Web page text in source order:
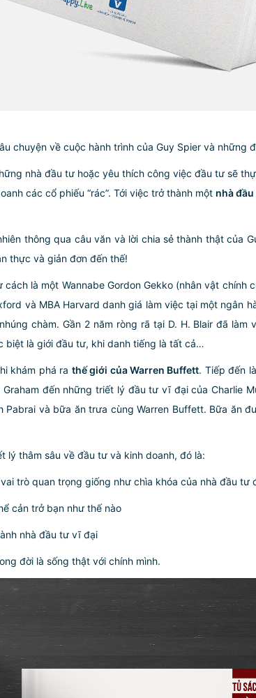
chuyện về cuộc hành trình của Guy Spier và
nhà đầu tư hoặc yêu thích công việc đầu tư sẽ
các cổ phiếu “rác”. Tới việc trở thành một nhà
thông qua câu văn và lời chia sẻ thành thật của
thực và giản đơn đến thế!
là một Wannabe Gordon Gekko (nhân vật chính
và MBA Harvard danh giá làm việc tại một ngân
chàm. Gần 2 năm ròng rã tại D. H. Blair đã
biệt là giới đầu tư, khi danh tiếng là tất cả…
khám phá ra thế giới của Warren Buffett. Tiếp đến
đến những triết lý đầu tư vĩ đại của Charlie
Pabrai và bữa ăn trưa cùng Warren Buffett. Bữa ăn
lý thâm sâu về đầu tư và kinh doanh, đó là:
trò quan trọng giống như chìa khóa của nhà đầu
cản trở bạn như thế nào
nhà đầu tư vĩ đại
đời là sống thật với chính mình.